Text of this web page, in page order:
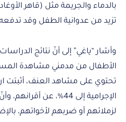
بالدماء والجريمة مثل (قاهر
تزيد من عدوانية الطفل وقد تدفعه
وأشار “ياغي” إلى أنّ نتائج
الأطفال من مدمني مشاهدة
تحتوي على مشاهد العنف، أثبتت
الإجرامية إلى 44%، عن
لزملائهم أو ضربهم لأخواتهم،